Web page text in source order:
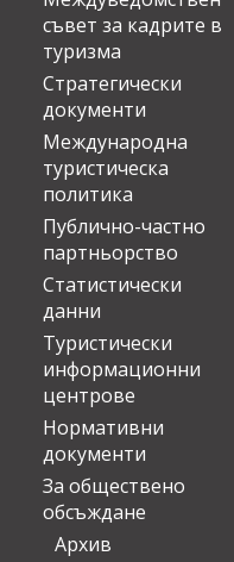
съвет за кадрите в
туризма
Стратегически
документи
Международна
туристическа
политика
Публично-частно
партньорство
Статистически
данни
Туристически
информационни
центрове
Нормативни
документи
За обществено
обсъждане
Архив